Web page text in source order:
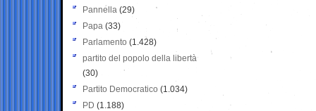
Pannella (29)
Papa (33)
Parlamento (1.428)
partito del popolo della libertà
(30)
Partito Democratico (1.034)
PD (1.188)